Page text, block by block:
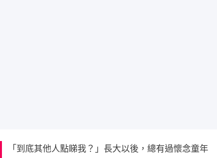
「到底其他人點睇我？」長大以後，總有過懷念童年